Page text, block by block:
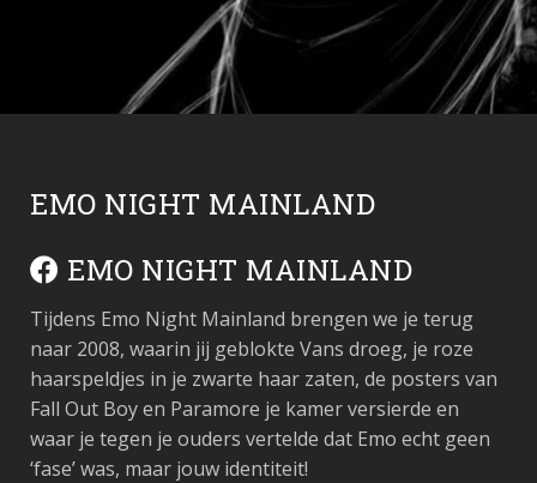
EMO NIGHT MAINLAND
EMO NIGHT MAINLAND
Tijdens Emo Night Mainland brengen we je terug
naar 2008, waarin jij geblokte Vans droeg, je roze
haarspeldjes in je zwarte haar zaten, de posters van
Fall Out Boy en Paramore je kamer versierde en
waar je tegen je ouders vertelde dat Emo echt geen
‘fase’ was, maar jouw identiteit!